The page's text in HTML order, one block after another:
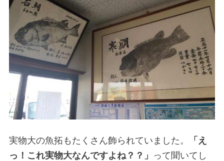
実物大の魚拓もたくさん飾られていました。
「え
っ！これ実物大なんですよね？？」 って聞いてし